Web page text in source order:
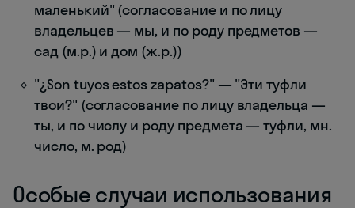
маленький" (согласование и по лицу
владельцев — мы, и по роду предметов —
сад (м.р.) и дом (ж.р.))
"¿Son tuyos estos zapatos?" — "Эти туфли
твои?" (согласование по лицу владельца —
ты, и по числу и роду предмета — туфли, мн.
число, м. род)
Особые случаи использования